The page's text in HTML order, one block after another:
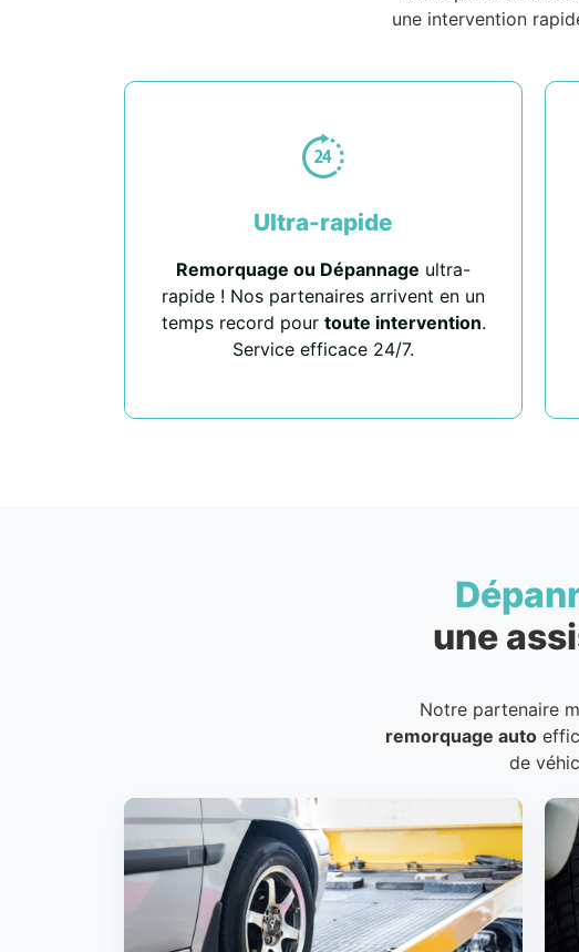
une intervention
Ultra-rapide
Remorquage ou Dépannage ultra-
rapide ! Nos partenaires arrivent en un
temps record pour toute intervention.
Service efficace 24/7.
une
Notre partenaire
remorquage auto
de